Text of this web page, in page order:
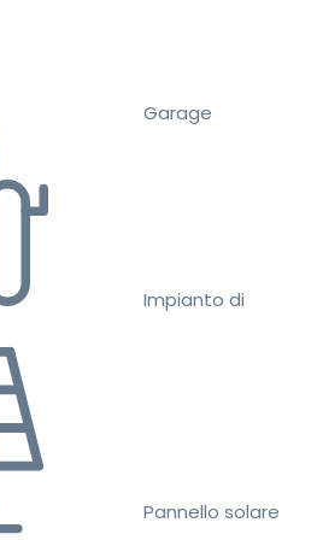
Garage
Impianto di
Pannello solare